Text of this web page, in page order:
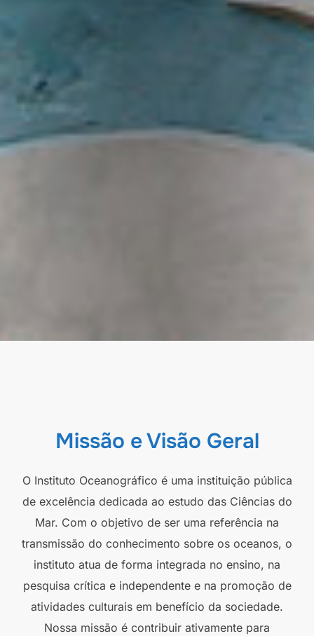
Missão e Visão Geral
O Instituto Oceanográfico é uma instituição pública
de excelência dedicada ao estudo das Ciências do
Mar. Com o objetivo de ser uma referência na
transmissão do conhecimento sobre os oceanos, o
instituto atua de forma integrada no ensino, na
pesquisa crítica e independente e na promoção de
atividades culturais em benefício da sociedade.
Nossa missão é contribuir ativamente para